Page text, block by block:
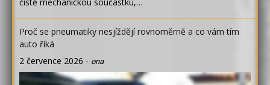
Proč se pneumatiky nesjíždějí rovnoměrně a co vám tím
auto říká
2 července 2026 - ona